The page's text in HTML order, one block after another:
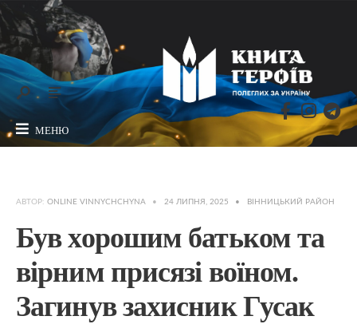
МЕНЮ
АВТОР: ONLINE VINNYCHCHYNA • 24 ЛИПНЯ, 2025 • ВІННИЦЬКИЙ РАЙОН
Був хорошим батьком та
вірним присязі воїном.
Загинув захисник Гусак